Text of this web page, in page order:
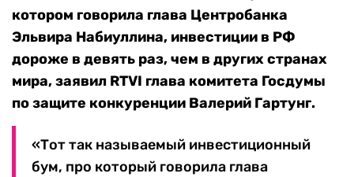
котором говорила глава Центробанка
Эльвира Набиуллина, инвестиции в РФ
дороже в девять раз, чем в других странах
мира, заявил RTVI глава комитета Госдумы
по защите конкуренции Валерий Гартунг.
«Тот так называемый инвестиционный
бум, про который говорила глава